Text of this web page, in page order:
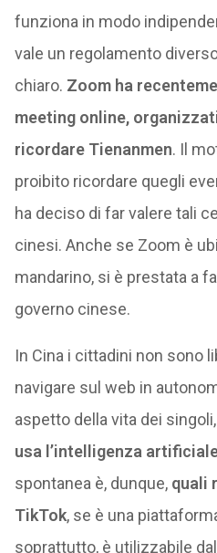
funziona in modo
vale un regolamento
chiaro. Zoom ha
meeting online,
ricordare Tienanmen. Il
proibito ricordare quegli
ha deciso di far valere tali
cinesi. Anche se Zoom è
mandarino, si è prestata a
governo cinese.
In Cina i cittadini non sono
navigare sul web in
aspetto della vita dei singoli,
usa l’intelligenza
spontanea è, dunque, quali
TikTok, se è una
soprattutto, è utilizzabile